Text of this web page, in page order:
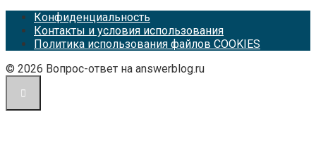
Конфиденциальность
Контакты и условия использования
Политика использования файлов COOKIES
© 2026 Вопрос-ответ на answerblog.ru